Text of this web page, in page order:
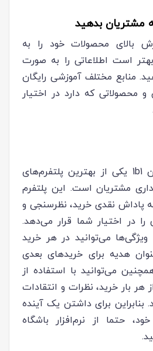
مشتریان بدهید
بالای محصولات خود را به
است اطلاعاتی را به صورت
منابع مختلف آموزشی رایگان
و محصولاتی که دارد در اختیار
نرم‌افزار باشگاه مشتریان 1b1 یکی از بهترین پلتفرم‌های
مشتریان است. این پلتفرم
پاداش نقدی خرید، نظرسنجی و
را در اختیار شما قرار می‌دهد.
ویژگی‌ها می‌توانید در هر خرید
هدیه برای خریدهای بعدی
می‌توانید با استفاده از
بار خرید، نظرات و انتقادات
بنابراین برای داشتن یک آینده
حتما از نرم‌افزار باشگاه